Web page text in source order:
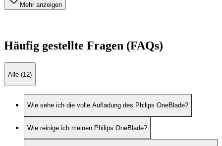
Mehr anzeigen
Häufig gestellte Fragen (FAQs)
Alle (12)
Wie sehe ich die volle Aufladung des Philips OneBlade?
Wie reinige ich meinen Philips OneBlade?